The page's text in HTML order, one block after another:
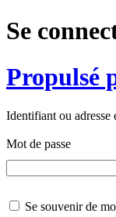
Se
Propulsé
Identifiant ou adresse
Mot de passe
Se souvenir de